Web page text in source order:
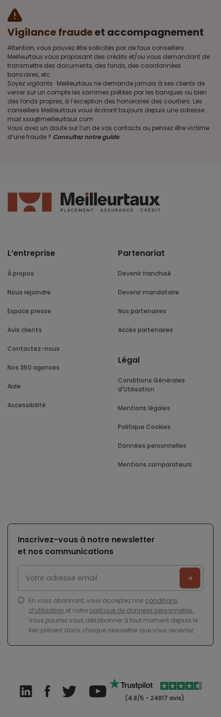
Vigilance fraudeet accompagnement
Attention, vous pouvez être sollicités par de faux conseillers
Meilleurtaux vous proposant des crédits et/ou vous demandant de
transmettre des documents, des fonds, des coordonnées
bancaires, etc.
Soyez vigilants · Meilleurtaux ne demande jamais à ses clients de
verser sur un compte les sommes prêtées par les banques ou bien
des fonds propres, à l’exception des honoraires des courtiers. Les
conseillers Meilleurtaux vous écriront toujours depuis une adresse
mail xxxx@meilleurtaux.com
Vous avez un doute sur l’un de vos contacts ou pensez être victime
d’une fraude ? Consultez notre guide.
L’entreprise
À propos
Nous rejoindre
Espace presse
Avis clients
Contactez-nous
Nos 350 agences
Aide
Accessibilité
Partenariat
Devenir franchisé
Devenir mandataire
Nos partenaires
Accès partenaires
Légal
Conditions Générales
d'Utilisation
Mentions légales
Politique Cookies
Données personnelles
Mentions comparateurs
Inscrivez-vous à notre newsletter
et nos communications
En vous abonnant, vous acceptez nos conditions
d’utilisation et notre politique de données personnelles .
Vous pourrez vous désabonner à tout moment depuis le
lien présent dans chaque newsletter que vous recevrez.
(4.8/5 - 24817 avis)